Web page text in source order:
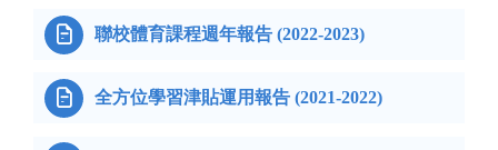
 聯校體育課程週年報告 (2022-2023)
 全方位學習津貼運用報告 (2021-2022)